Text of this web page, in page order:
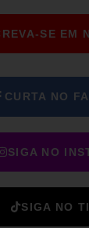
SE EM
CURTA NO
SIGA NO
SIGA NO